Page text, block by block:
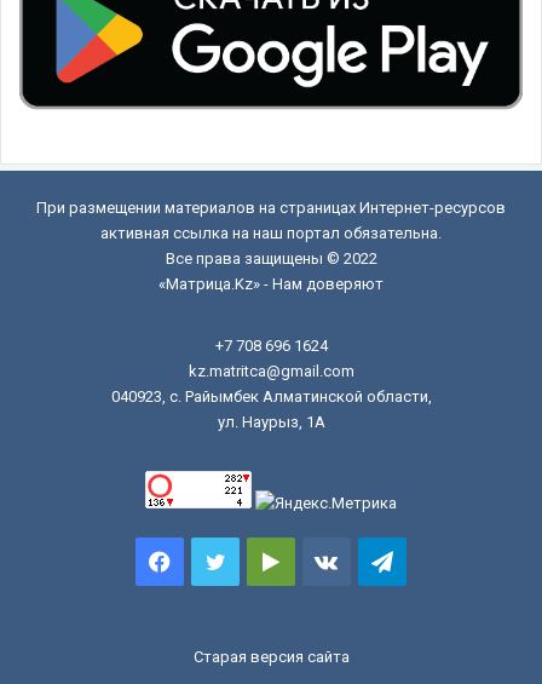
При размещении материалов на страницах Интернет-ресурсов
активная ссылка на наш портал обязательна.
Все права защищены © 2022
«Матрица.Kz» - Нам доверяют
+7 708 696 1624
kz.matritca@gmail.com
040923, с. Райымбек Алматинской области,
ул. Наурыз, 1А
FacebookTwitterGoogle vk.comTelegram
Старая версия сайта